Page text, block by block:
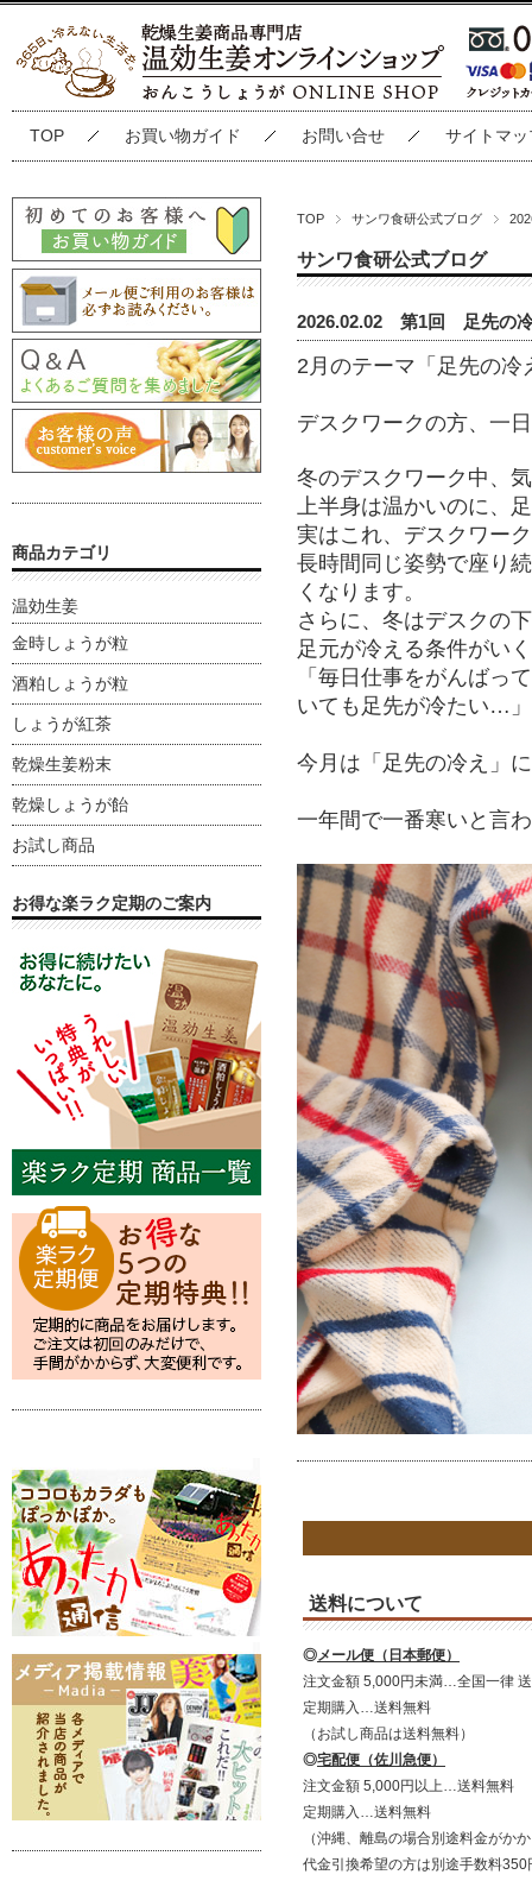
TOP お買い物ガイド お問い合せ サイトマッ
TOP サンワ食研公式ブログ
サンワ食研公式ブログ
2026.02.02 第1回 足先の
2 月のテーマ「足先の冷
デスクワークの方、一
冬のデスクワーク中、
上半身は温かいのに、
実はこれ、デスクワー
長時間同じ姿勢で座り
くなります。
さらに、冬はデスクの
足元が冷える条件がい
「毎日仕事をがんばっ
いても足先が冷たい…」
今月は「足先の冷え」
一年間で一番寒いと言
送料について
◎メール便（日本郵便）
注文金額 5,000円未満…全国一律
定期購入…送料無料
（お試し商品は送料無料）
◎宅配便（佐川急便）
注文金額 5,000円以上…送料無料
定期購入…送料無料
（沖縄、離島の場合別途料金がか
代金引換希望の方は別途手数料
商品カテゴリ
温効生姜
金時しょうが粒
酒粕しょうが粒
しょうが紅茶
乾燥生姜粉末
乾燥しょうが飴
お試し商品
お得な楽ラク定期のご案内